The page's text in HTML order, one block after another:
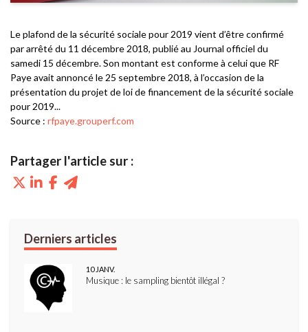
Source : rfpaye.grouperf.com
Le plafond de la sécurité sociale pour 2019 vient d’être confirmé
par arrêté du 11 décembre 2018, publié au Journal officiel du
samedi 15 décembre. Son montant est conforme à celui que RF
Paye avait annoncé le 25 septembre 2018, à l’occasion de la
présentation du projet de loi de financement de la sécurité sociale
pour 2019...
Musique : le sampling bientôt illégal ?
10 JANV.